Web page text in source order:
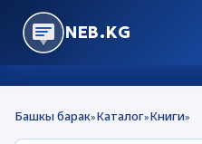
NEB.KG
Башкы барак»Каталог»Книги»